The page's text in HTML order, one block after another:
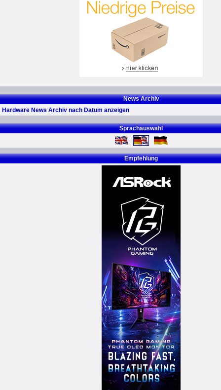
News Archiv
Hardware News Archiv nach Datum anzeigen
Sprachauswahl
Empfehlung